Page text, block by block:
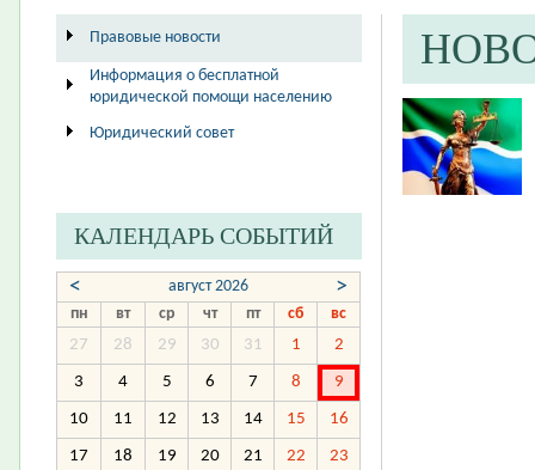
Правовые новости
Информация о бесплатной
юридической помощи населению
Юридический совет
КАЛЕНДАРЬ СОБЫТИЙ
< август 2026 >
пн вт ср чт пт сб
вс
27
28 29 30 31 1 2
3 4 5 6 7 8 9
10 11 12 13 14 15 16
17 18 19 20 21 22 23